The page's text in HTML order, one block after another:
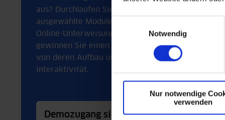
Einwilligungsauswahl
Notwendig
Nur notwendige
verwenden
aus? Durchlaufen Sie
ausgewählte Module unserer
Online-Unterweisungen und
gewinnen Sie einen Eindruck
von deren Aufbau und
Interaktivität.
Demozugang sichern